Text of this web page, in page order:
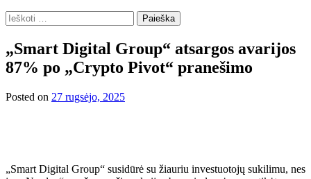
Ieškoti:
„Smart Digital Group“ atsargos avarijos
87% po „Crypto Pivot“ pranešimo
Posted on 27 rugsėjo, 2025
„Smart Digital Group“ susidūrė su žiauriu investuotojų sukilimu, nes